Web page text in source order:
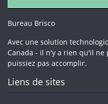
Bureau Brisco
Avec une solution
Canada - il n'y a rien qu'il ne
puissiez pas accomplir.
Liens de sites